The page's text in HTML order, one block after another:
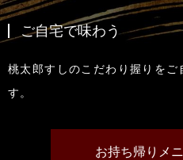
ご自宅で味わう
桃太郎すしのこだわり握りをご
す。
お持ち帰りメ